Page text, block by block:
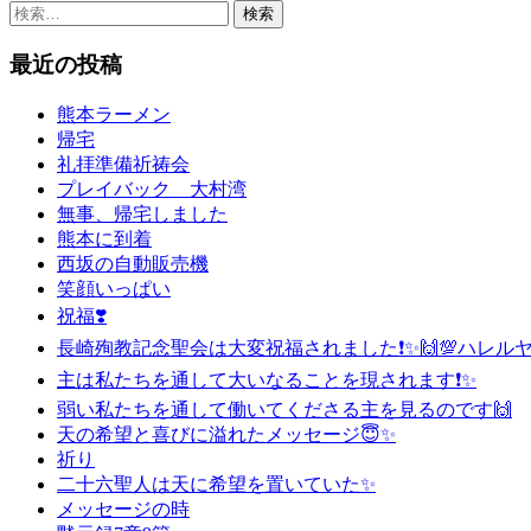
検
最近の投稿
熊本ラーメン
帰宅
礼拝準備祈祷会
プレイバック 大村湾
無事、帰宅しました
熊本に到着
西坂の自動販売機
笑顔いっぱい
祝福❣️
長崎殉教記念聖会は大変祝福されました❗️✨🙌💯ハレルヤ
主は私たちを通して大いなることを現されます❗️✨
弱い私たちを通して働いてくださる主を見るのです🙌
天の希望と喜びに溢れたメッセージ😇✨
祈り
二十六聖人は天に希望を置いていた✨
メッセージの時